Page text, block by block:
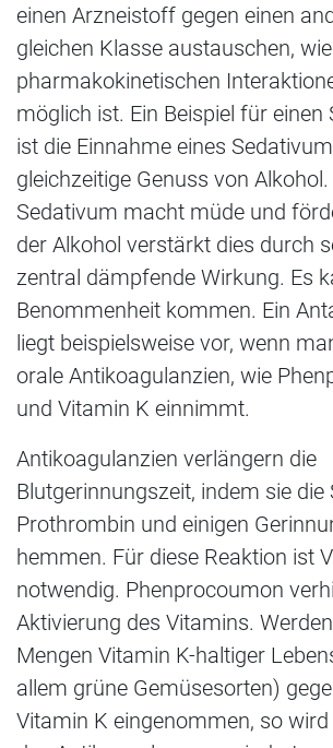
einen Arzneistoff gegen einen
gleichen Klasse austauschen,
pharmakokinetischen
möglich ist. Ein Beispiel für einen
ist die Einnahme eines
gleichzeitige Genuss von Alkohol.
Sedativum macht müde und
der Alkohol verstärkt dies durch
zentral dämpfende Wirkung. Es
Benommenheit kommen. Ein
liegt beispielsweise vor, wenn
orale Antikoagulanzien, wie
und Vitamin K einnimmt.
Antikoagulanzien verlängern die
Blutgerinnungszeit, indem sie die
Prothrombin und einigen
hemmen. Für diese Reaktion ist
notwendig. Phenprocoumon
Aktivierung des Vitamins.
Mengen Vitamin K-haltiger
allem grüne Gemüsesorten)
Vitamin K eingenommen, so